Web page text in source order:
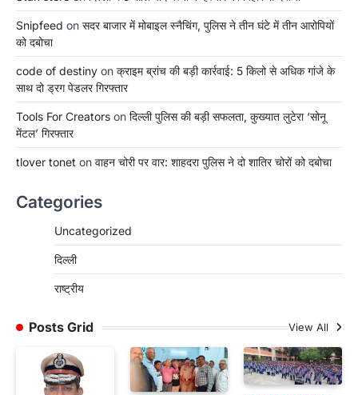
Snipfeed on सदर बाजार में मोबाइल स्नैचिंग, पुलिस ने तीन घंटे में तीन आरोपियों
को दबोचा
code of destiny on क्राइम ब्रांच की बड़ी कार्रवाई: 5 किलो से अधिक गांजे के
साथ दो ड्रग पेडलर गिरफ्तार
Tools For Creators on दिल्ली पुलिस की बड़ी सफलता, कुख्यात लुटेरा ‘सोनू
मेंटल’ गिरफ्तार
tlover tonet on वाहन चोरी पर वार: शाहदरा पुलिस ने दो शातिर चोरों को दबोचा
Categories
Uncategorized
दिल्ली
राष्ट्रीय
Posts Grid View All